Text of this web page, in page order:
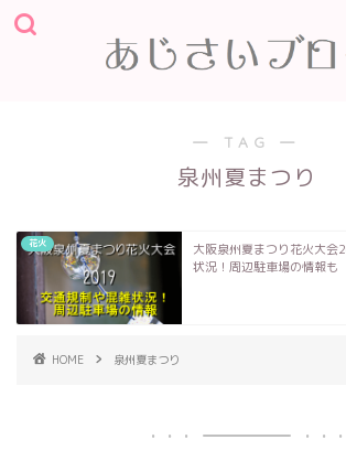
― TAG ―
泉州夏まつり
花火
大阪泉州夏まつり花火大
状況！周辺駐車場の情報も
HOME 泉州夏まつり